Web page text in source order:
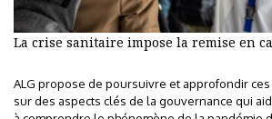
La crise sanitaire impose la remise en
ALG propose de poursuivre et approfondir
sur des aspects clés de la gouvernance qui